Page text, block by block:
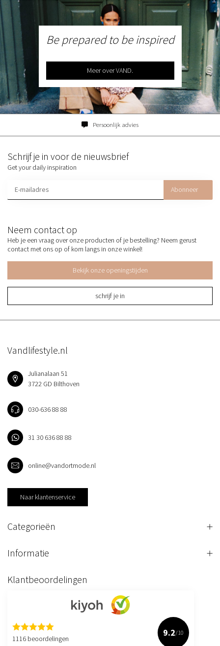
Be prepared to be inspired
Meer over VAND.
Persoonlijk advies
Neem contact op
Heb je een vraag over onze producten of je bestelling? Neem gerust
contact met ons op of kom langs in onze winkel!
Bekijk onze openingstijden
schrijf je in
Schrijf je in voor de nieuwsbrief
Get your daily inspiration
Abonneer
Vandlifestyle.nl
Julianalaan 51
3722 GD Bilthoven
030-636 88 88
31 30 636 88 88
online@vandortmode.nl
Naar klantenservice
Categorieën
Informatie
Klantbeoordelingen
1116 beoordelingen
9.2/10